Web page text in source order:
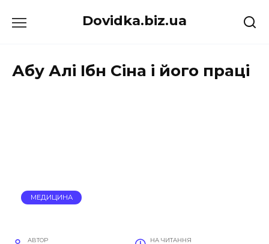
до
Dovidka.biz.ua
Абу Алі Ібн Сіна і його праці
МЕДИЦИНА
АВТОР НА ЧИТАННЯ